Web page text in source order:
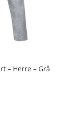
– Herre – Grå